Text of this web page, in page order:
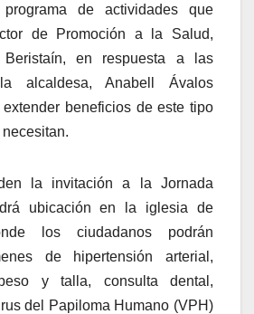
de actividades que
de Promoción a la Salud,
Beristaín, en respuesta a las
alcaldesa, Anabell Ávalos
beneficios de este tipo
la invitación a la Jornada
ubicación en la iglesia de
los ciudadanos podrán
de hipertensión arterial,
y talla, consulta dental,
del Papiloma Humano (VPH)